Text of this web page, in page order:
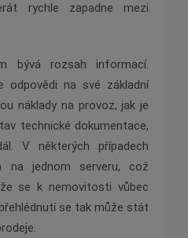
rychle zapadne mezi
bývá rozsah informací.
odpovědi na své základní
náklady na provoz, jak je
technické dokumentace,
V některých případech
na jednom serveru, což
se k nemovitosti vůbec
se tak může stát